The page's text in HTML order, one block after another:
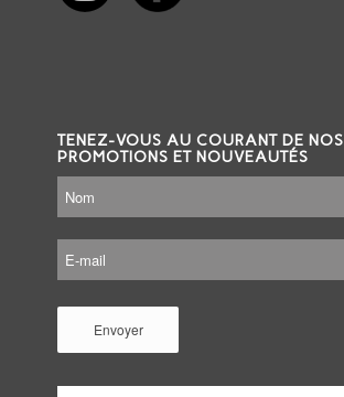
TENEZ-VOUS AU COURANT DE NOS
PROMOTIONS ET NOUVEAUTÉS
Envoyer